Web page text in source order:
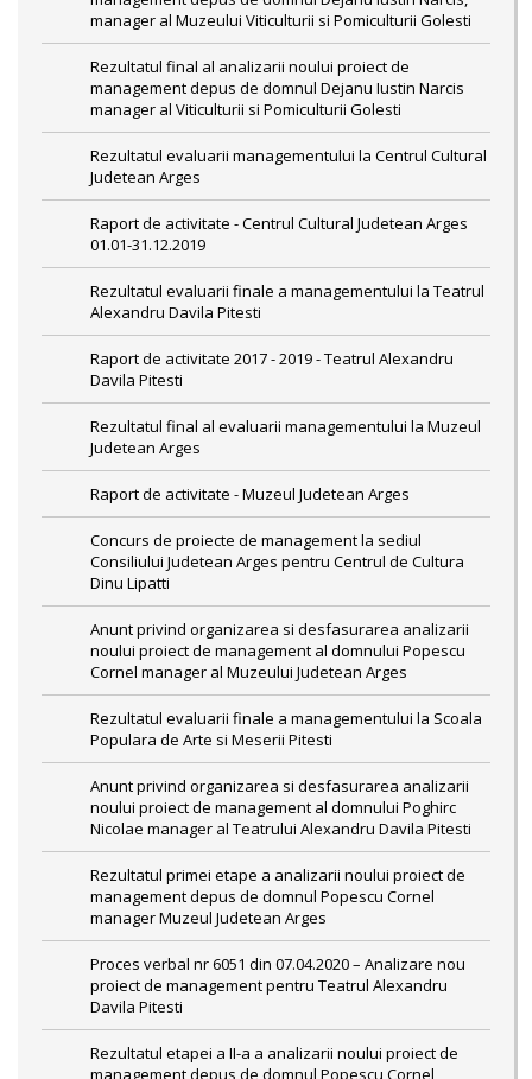
manager al Muzeului Viticulturii si Pomiculturii Golesti
Rezultatul final al analizarii noului proiect de
management depus de domnul Dejanu Iustin Narcis
manager al Viticulturii si Pomiculturii Golesti
Rezultatul evaluarii managementului la Centrul Cultural
Judetean Arges
Raport de activitate - Centrul Cultural Judetean Arges
01.01-31.12.2019
Rezultatul evaluarii finale a managementului la Teatrul
Alexandru Davila Pitesti
Raport de activitate 2017 - 2019 - Teatrul Alexandru
Davila Pitesti
Rezultatul final al evaluarii managementului la Muzeul
Judetean Arges
Raport de activitate - Muzeul Judetean Arges
Concurs de proiecte de management la sediul
Consiliului Judetean Arges pentru Centrul de Cultura
Dinu Lipatti
Anunt privind organizarea si desfasurarea analizarii
noului proiect de management al domnului Popescu
Cornel manager al Muzeului Judetean Arges
Rezultatul evaluarii finale a managementului la Scoala
Populara de Arte si Meserii Pitesti
Anunt privind organizarea si desfasurarea analizarii
noului proiect de management al domnului Poghirc
Nicolae manager al Teatrului Alexandru Davila Pitesti
Rezultatul primei etape a analizarii noului proiect de
management depus de domnul Popescu Cornel
manager Muzeul Judetean Arges
Proces verbal nr 6051 din 07.04.2020 – Analizare nou
proiect de management pentru Teatrul Alexandru
Davila Pitesti
Rezultatul etapei a II-a a analizarii noului proiect de
management depus de domnul Popescu Cornel,